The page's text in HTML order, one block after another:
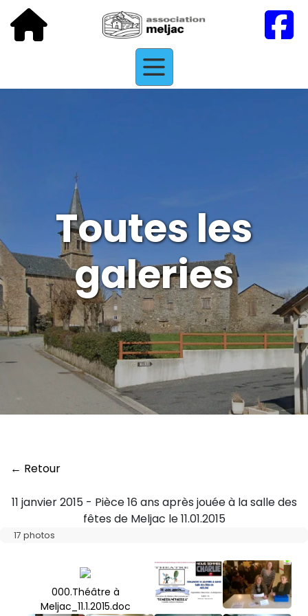
Toutes les
galeries
← Retour
11 janvier 2015 - Pièce 16 ans après jouée à la salle des
fêtes de Meljac le 11.01.2015
17 photos
000.Théâtre à
Meljac_11.1.2015.doc